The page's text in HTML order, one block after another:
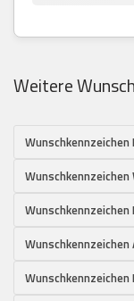
Weitere
Wunschkennzeichen
Wunschkennzeichen